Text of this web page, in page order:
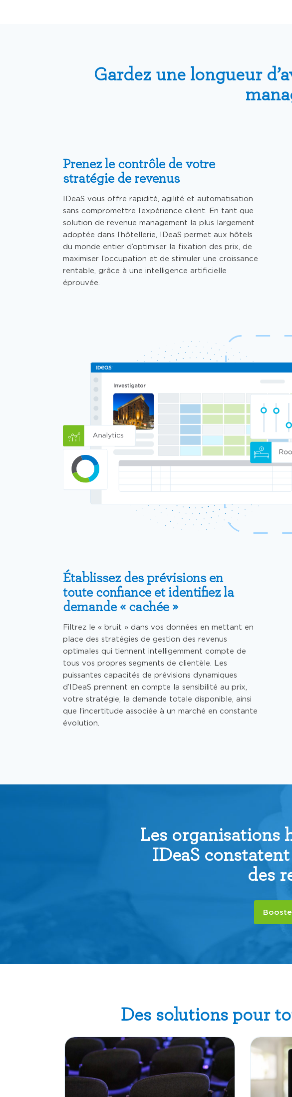
Gardez une longueur
Prenez le contrôle de votre
stratégie de revenus
IDeaS vous offre rapidité, agilité et automatisation
sans compromettre l’expérience client. En tant que
solution de revenue management la plus largement
adoptée dans l’hôtellerie, IDeaS permet aux hôtels
du monde entier d’optimiser la fixation des prix, de
maximiser l’occupation et de stimuler une croissance
rentable , grâce à une intelligence artificielle
éprouvée.
Établissez des prévisions en
toute confiance et identifiez la
demande « cachée »
Filtrez le « bruit » dans vos données en mettant en
place des stratégies de gestion des revenus
optimales qui tiennent intelligemment compte de
tous vos propres segments de clientèle. Les
puissantes capacités de prévisions dynamiques
d’IDeaS prennent en compte la sensibilité au prix,
votre stratégie, la demande totale disponible, ainsi
que l’incertitude associée à un marché en constante
évolution.
Les organisations
IDeaS
des
Des solutions pour